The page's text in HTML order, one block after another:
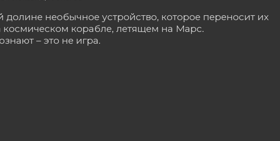
необычное устройство, которое переносит их
корабле, летящем на Марс.
– это не игра.